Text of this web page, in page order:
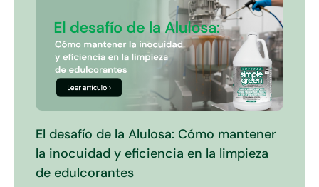
El desafío de la Alulosa: Cómo mantener
la inocuidad y eficiencia en la limpieza
de edulcorantes